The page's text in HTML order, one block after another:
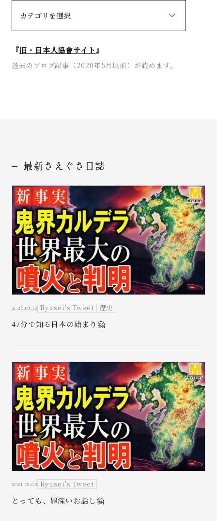
お問い合わせ
『旧・日本人協會サイト』
過去のブログ記事（2020年5月以前）が読めます。
最新さえぐさ日誌
2026.01.12 Ryusei's Tweet 歴史
47分で知る日本の始まり🤗
2021.01.02 Ryusei's Tweet
とっても、罪深いお話し🤗